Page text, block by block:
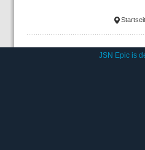
JSN Epic is